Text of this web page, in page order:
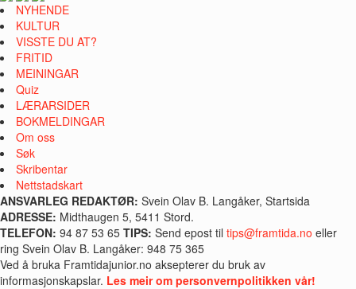
NYHENDE
KULTUR
VISSTE DU AT?
FRITID
MEININGAR
Quiz
LÆRARSIDER
BOKMELDINGAR
Om oss
Søk
Skribentar
Nettstadskart
ANSVARLEG REDAKTØR: Svein Olav B. Langåker, Startsida
ADRESSE: Midthaugen 5, 5411 Stord.
TELEFON: 94 87 53 65 TIPS: Send epost til tips@framtida.no eller
ring Svein Olav B. Langåker: 948 75 365
Ved å bruka Framtidajunior.no aksepterer du bruk av
informasjonskapslar. Les meir om personvernpolitikken vår!